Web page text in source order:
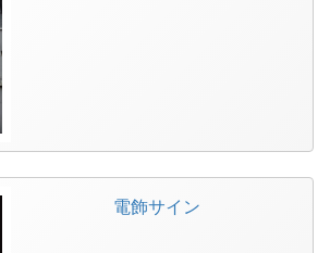
電飾サイン